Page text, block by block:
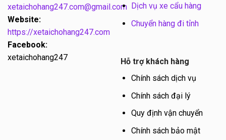
xetaichohang247.com@gmail.com
Website:
https://xetaichohang247.com
Facebook:
xetaichohang247
Dịch vụ xe cẩu hàng
Chuyển hàng đi tỉnh
Hỗ trợ khách hàng
Chính sách dịch vụ
Chính sách đại lý
Quy định vận chuyển
Chính sách bảo mật